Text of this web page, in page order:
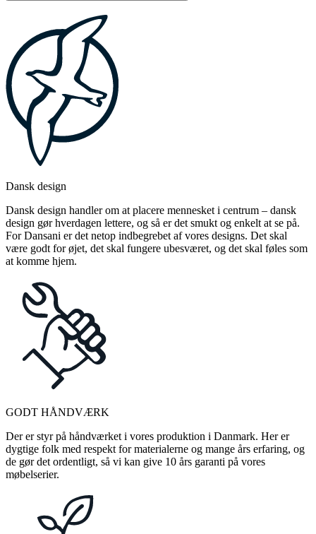
Dansk design
Dansk design handler om at placere mennesket i centrum – dansk
design gør hverdagen lettere, og så er det smukt og enkelt at se på.
For Dansani er det netop indbegrebet af vores designs. Det skal
være godt for øjet, det skal fungere ubesværet, og det skal føles som
at komme hjem.
GODT HÅNDVÆRK
Der er styr på håndværket i vores produktion i Danmark. Her er
dygtige folk med respekt for materialerne og mange års erfaring, og
de gør det ordentligt, så vi kan give 10 års garanti på vores
møbelserier.